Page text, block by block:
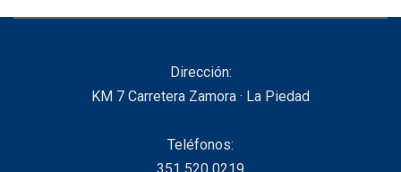
Dirección:
KM 7 Carretera Zamora · La Piedad
Teléfonos: